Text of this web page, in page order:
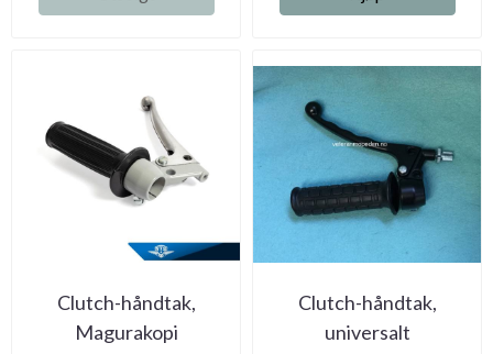
Clutch-håndtak,
Magurakopi
Clutch-håndtak,
universalt